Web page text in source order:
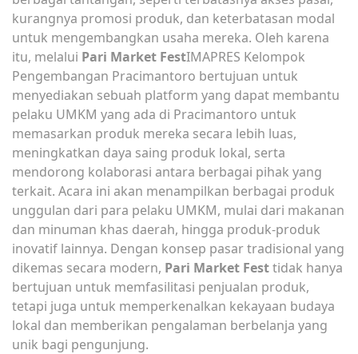
kurangnya promosi produk, dan keterbatasan modal
untuk mengembangkan usaha mereka. Oleh karena
itu, melalui Pari Market FestIMAPRES Kelompok
Pengembangan Pracimantoro bertujuan untuk
menyediakan sebuah platform yang dapat membantu
pelaku UMKM yang ada di Pracimantoro untuk
memasarkan produk mereka secara lebih luas,
meningkatkan daya saing produk lokal, serta
mendorong kolaborasi antara berbagai pihak yang
terkait. Acara ini akan menampilkan berbagai produk
unggulan dari para pelaku UMKM, mulai dari makanan
dan minuman khas daerah, hingga produk-produk
inovatif lainnya. Dengan konsep pasar tradisional yang
dikemas secara modern, Pari Market Festtidak hanya
bertujuan untuk memfasilitasi penjualan produk,
tetapi juga untuk memperkenalkan kekayaan budaya
lokal dan memberikan pengalaman berbelanja yang
unik bagi pengunjung.